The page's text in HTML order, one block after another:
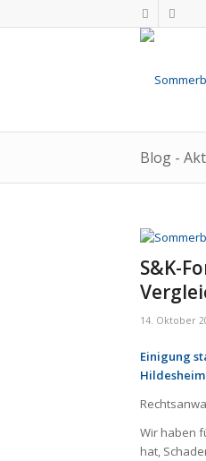
Blog -
S&K-
14. Oktober
Einigung
Wir haben
hat,